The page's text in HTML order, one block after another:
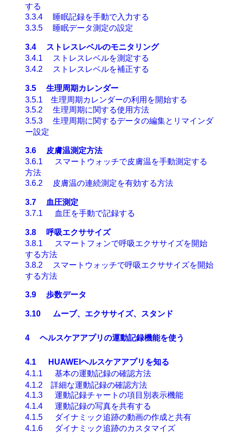
する
3.3.4
睡眠記録を手動で入力する
3.3.5
睡眠データ測定の設定
3.4
ストレスレベルのモニタリング
3.4.1
ストレスレベルを測定する
3.4.2
ストレスレベルを補正する
3.5
生理周期カレンダー
3.5.1
生理周期カレンダーの利用を開始する
3.5.2
生理周期に関する使用方法
3.5.3
生理周期に関するデータの編集とリマインダ
ー設定
3.6
皮膚温測定方法
3.6.1
スマートウォッチで皮膚温を手動測定する
方法
3.6.2
皮膚温の連続測定を有効する方法
3.7
血圧測定
3.7.1
血圧を手動で記録する
3.8
呼吸エクササイズ
3.8.1
スマートフォンで呼吸エクササイズを開始
する方法
3.8.2
スマートウォッチで呼吸エクササイズを開始
する方法
3.9 歩数データ
3.10 ムーブ、エクササイズ、スタンド
4 ヘルスケアアプリの運動記録機能を使う
4.1
HUAWEIヘルスケアアプリを知る
4.1.1
基本の運動記録の確認方法
4.1.2
詳細な運動記録の確認方法
4.1.3
運動記録チャートの項目別表示機能
4.1.4
運動記録の写真を共有する
4.1.5
ダイナミック追跡の動画の作成と共有
4.1.6
ダイナミック追跡のカスタマイズ